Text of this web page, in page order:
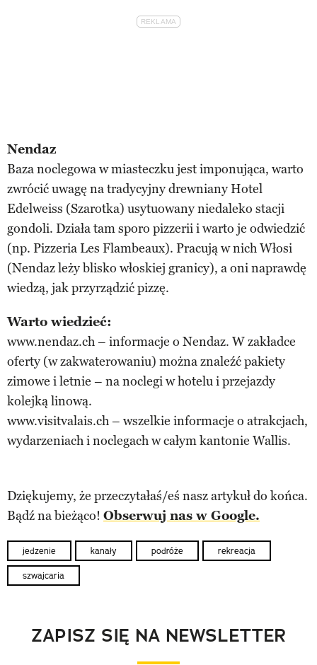
Nendaz
Baza noclegowa w miasteczku jest imponująca, warto
zwrócić uwagę na tradycyjny drewniany Hotel
Edelweiss (Szarotka) usytuowany niedaleko stacji
gondoli. Działa tam sporo pizzerii i warto je odwiedzić
(np. Pizzeria Les Flambeaux). Pracują w nich Włosi
(Nendaz leży blisko włoskiej granicy), a oni naprawdę
wiedzą, jak przyrządzić pizzę.
Warto wiedzieć:
www.nendaz.ch – informacje o Nendaz. W zakładce
oferty (w zakwaterowaniu) można znaleźć pakiety
zimowe i letnie – na noclegi w hotelu i przejazdy
kolejką linową.
www.visitvalais.ch – wszelkie informacje o atrakcjach,
wydarzeniach i noclegach w całym kantonie Wallis.
Dziękujemy, że przeczytałaś/eś nasz artykuł do końca.
Bądź na bieżąco! Obserwuj nas w Google.
jedzenie kanały podróże rekreacja
szwajcaria
ZAPISZ SIĘ NA NEWSLETTER